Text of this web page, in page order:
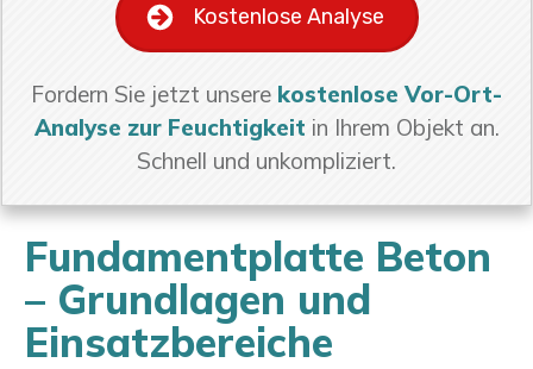
Kostenlose Analyse
Fordern Sie jetzt unsere kostenlose Vor-Ort-
Analyse zur Feuchtigkeit in Ihrem Objekt an.
Schnell und unkompliziert.
Fundamentplatte Beton
– Grundlagen und
Einsatzbereiche